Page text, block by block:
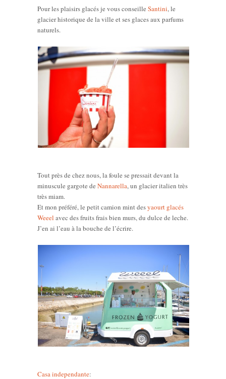
Pour les plaisirs glacés je vous conseille Santini, le
glacier historique de la ville et ses glaces aux parfums
naturels.
Tout près de chez nous, la foule se pressait devant la
minuscule gargote de Nannarella, un glacier italien très
très miam.
Et mon préféré, le petit camion mint desyaourt glacés
Weeel avec des fruits frais bien murs, du dulce de leche.
J’en ai l’eau à la bouche de l’écrire.
Casa independante: